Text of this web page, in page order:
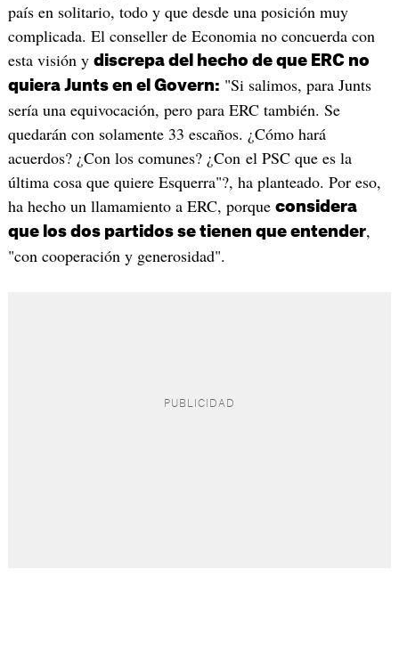
país en solitario, todo y que desde una posición muy
complicada. El conseller de Economia no concuerda con
esta visión y discrepa del hecho de que ERC no
quiera Junts en el Govern: "Si salimos, para Junts
sería una equivocación, pero para ERC también. Se
quedarán con solamente 33 escaños. ¿Cómo hará
acuerdos? ¿Con los comunes? ¿Con el PSC que es la
última cosa que quiere Esquerra"?, ha planteado. Por eso,
ha hecho un llamamiento a ERC, porque considera
que los dos partidos se tienen que entender,
"con cooperación y generosidad".